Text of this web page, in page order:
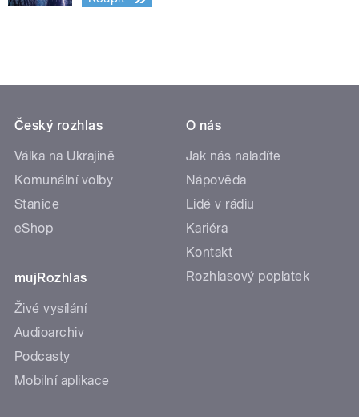
Český rozhlas
Válka na Ukrajině
Komunální volby
Stanice
eShop
mujRozhlas
Živé vysílání
Audioarchiv
Podcasty
Mobilní aplikace
O nás
Jak nás naladíte
Nápověda
Lidé v rádiu
Kariéra
Kontakt
Rozhlasový poplatek